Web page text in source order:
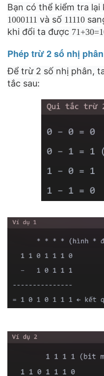
Bạn có thể kiểm tra
1000111 và số 11110_2
11110
khi đổi ta được 71
30
101
71+30=
Phép trừ 2 số nhị phân
Để trừ 2 số nhị phân,
tắc sau: